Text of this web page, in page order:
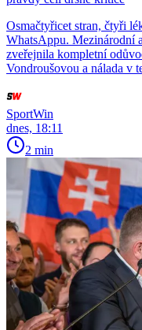
Osmačtyřicet stran, čtyři
WhatsAppu. Mezinárodní
zveřejnila kompletní
Vondroušovou a nálada v
SportWin
dnes, 18:11
2 min